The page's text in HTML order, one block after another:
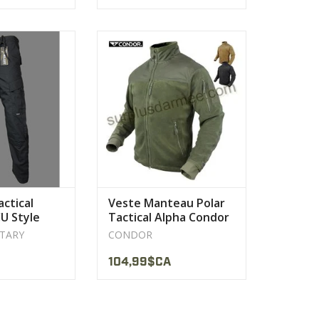
par cordon
bas des
PRODUIT
Style
polyester 285 g/m² avec
doublure en mesh
AFFICHER LE PRODUIT
Veste Manteau Polar
Tactical Alpha Condor
CONDOR
104,99$CA